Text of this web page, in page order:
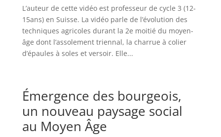
L’auteur de cette vidéo est professeur de cycle 3 (12-
15ans) en Suisse. La vidéo parle de l’évolution des
techniques agricoles durant la 2e moitié du moyen-
âge dont l’assolement triennal, la charrue à colier
d’épaules à soles et versoir. Elle...
Émergence des bourgeois,
un nouveau paysage social
au Moyen Âge